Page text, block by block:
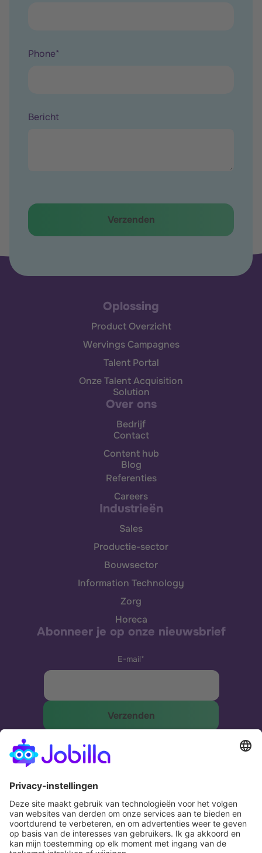
Phone*
Bericht
Oplossing
Product Overzicht
Wervings Campagnes
Talent Portal
Onze Talent Acquisition
Solution
Over ons
Bedrijf
Contact
Content hub
Blog
Referenties
Careers
Industrieën
Sales
Productie-sector
Bouwsector
Information Technology
Zorg
Horeca
Abonneer je op onze nieuwsbrief
E-mail*
The most effective and humane way to
match businesses and people.
Potential. Fulfilled.